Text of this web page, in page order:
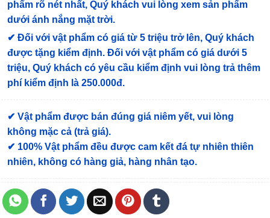
phẩm rõ nét nhất, Quý khách vui lòng xem sản phẩm
dưới ánh nắng mặt trời.
✔ Đối với vật phẩm có giá từ 5 triệu trở lên, Quý khách
được tặng kiểm định. Đối với vật phẩm có giá dưới 5
triệu, Quý khách có yêu cầu kiểm định vui lòng trả thêm
phí kiểm định là 250.000đ.
✔ Vật phẩm được bán đúng giá niêm yết, vui lòng
không mặc cả (trả giá).
✔ 100% Vật phẩm đều được cam kết đá tự nhiên thiên
nhiên, không có hàng giả, hàng nhân tạo.